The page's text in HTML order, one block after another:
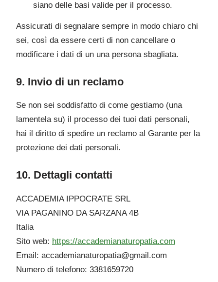
siano delle basi valide per il processo.
Assicurati di segnalare sempre in modo chiaro chi
sei, così da essere certi di non cancellare o
modificare i dati di un una persona sbagliata.
9. Invio di un reclamo
Se non sei soddisfatto di come gestiamo (una
lamentela su) il processo dei tuoi dati personali,
hai il diritto di spedire un reclamo al Garante per la
protezione dei dati personali.
10. Dettagli contatti
ACCADEMIA IPPOCRATE SRL
VIA PAGANINO DA SARZANA 4B
Italia
Sito web: https://accademianaturopatia.com
Email: accademianaturopatia@gmail.com
Numero di telefono: 3381659720